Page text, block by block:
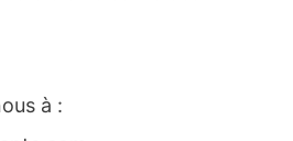
à :